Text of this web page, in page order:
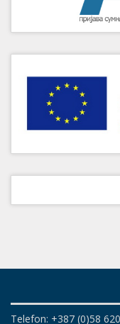
Telefon: +387 (0)58